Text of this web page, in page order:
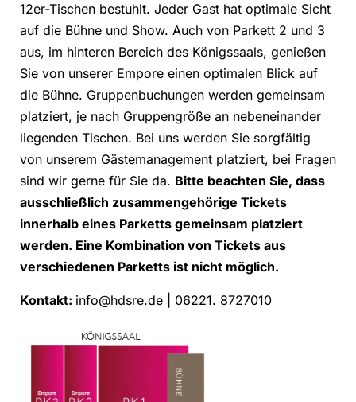
12er-Tischen bestuhlt. Jeder Gast hat optimale Sicht
auf die Bühne und Show. Auch von Parkett 2 und 3
aus, im hinteren Bereich des Königssaals, genießen
Sie von unserer Empore einen optimalen Blick auf
die Bühne. Gruppenbuchungen werden gemeinsam
platziert, je nach Gruppengröße an nebeneinander
liegenden Tischen. Bei uns werden Sie sorgfältig
von unserem Gästemanagement platziert, bei Fragen
sind wir gerne für Sie da. Bitte beachten Sie, dass
ausschließlich zusammengehörige Tickets
innerhalb eines Parketts gemeinsam platziert
werden. Eine Kombination von Tickets aus
verschiedenen Parketts ist nicht möglich.
Kontakt: info@hdsre.de | 06221. 8727010